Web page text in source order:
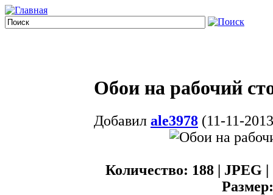
Обои на рабочий
Добавил ale3978 (11-11-
Количество: 188 | JPEG |